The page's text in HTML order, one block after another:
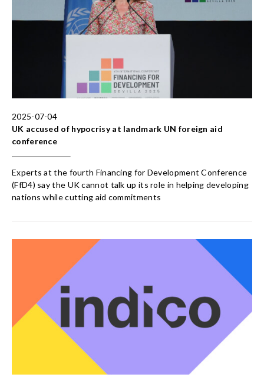
2025-07-04
UK accused of hypocrisy at landmark UN foreign aid
conference
Experts at the fourth Financing for Development Conference
(FfD4) say the UK cannot talk up its role in helping developing
nations while cutting aid commitments